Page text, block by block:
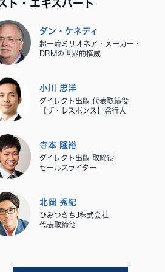
ト・エキスパート
ダン・ケネディ
超一流ミリオネア・メーカー・
DRMの世界的権威
小川 忠洋
ダイレクト出版 代表取締役
【ザ・レスポンス】発行人
寺本 隆裕
ダイレクト出版 取締役
セールスライター
北岡 秀紀
ひみつきちJ株式会社
代表取締役